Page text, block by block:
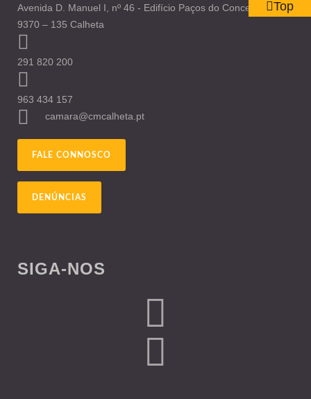
Avenida D. Manuel I, nº 46 - Edifício Paços do Concelho
9370 – 135 Calheta
291 820 200
963 434 157
camara@cmcalheta.pt
FALE CONNOSCO
DENÚNCIAS
SIGA-NOS
Top